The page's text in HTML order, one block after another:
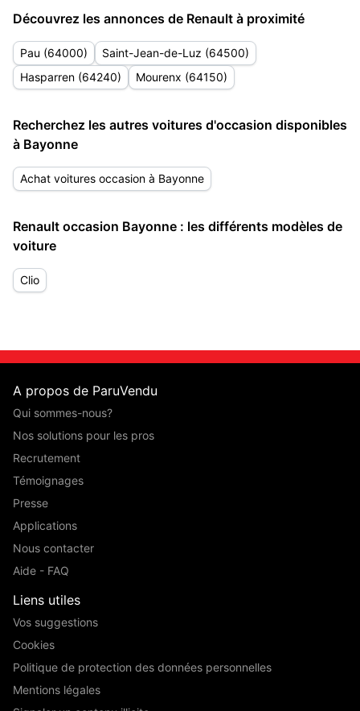
Découvrez les annonces de Renault à proximité
Pau (64000)
Saint-Jean-de-Luz (64500)
Hasparren (64240)
Mourenx (64150)
Recherchez les autres voitures d'occasion disponibles
à Bayonne
Achat voitures occasion à Bayonne
Renault occasion Bayonne : les différents modèles de
voiture
Clio
A propos de ParuVendu
Qui sommes-nous?
Nos solutions pour les pros
Recrutement
Témoignages
Presse
Applications
Nous contacter
Aide - FAQ
Liens utiles
Vos suggestions
Cookies
Politique de protection des données personnelles
Mentions légales